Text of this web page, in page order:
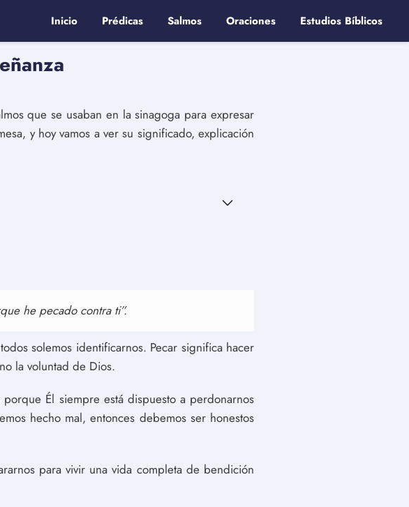
Inicio Prédicas Salmos Oraciones Estudios Bíblicos
que se usaban en la sinagoga para expresar
y hoy vamos a ver su significado, explicación
he pecado contra ti”.
solemos identificarnos. Pecar significa hacer
la voluntad de Dios.
Él siempre está dispuesto a perdonarnos
hecho mal, entonces debemos ser honestos
para vivir una vida completa de bendición